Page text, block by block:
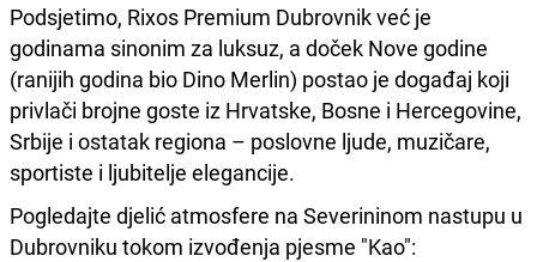
Podsjetimo, Rixos Premium Dubrovnik već je
godinama sinonim za luksuz, a doček Nove godine
(ranijih godina bio Dino Merlin) postao je događaj koji
privlači brojne goste iz Hrvatske, Bosne i Hercegovine,
Srbije i ostatak regiona – poslovne ljude, muzičare,
sportiste i ljubitelje elegancije.
Pogledajte djelić atmosfere na Severininom nastupu u
Dubrovniku tokom izvođenja pjesme "Kao":